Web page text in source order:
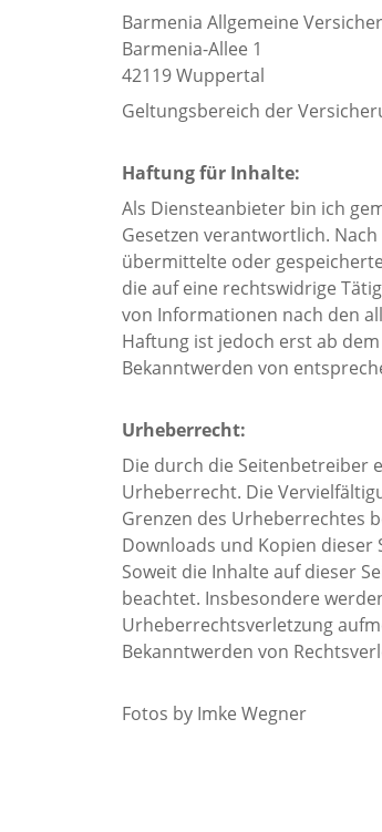
Barmenia Allgemeine
Barmenia-Allee 1
42119 Wuppertal
Geltungsbereich der
Haftung für Inhalte:
Als Diensteanbieter bin ich
Gesetzen verantwortlich.
übermittelte oder
die auf eine rechtswidrige
von Informationen nach den
Haftung ist jedoch erst ab
Bekanntwerden von
Urheberrecht:
Die durch die Seitenbetreiber
Urheberrecht. Die
Grenzen des Urheberrechtes
Downloads und Kopien
Soweit die Inhalte auf dieser
beachtet. Insbesondere
Urheberrechtsverletzung
Bekanntwerden von
Fotos by Imke Wegner